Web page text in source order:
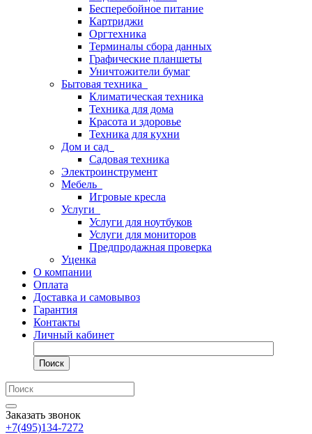
Бесперебойное питание
Картриджи
Оргтехника
Терминалы сбора данных
Графические планшеты
Уничтожители бумаг
Бытовая техника
Климатическая техника
Техника для дома
Красота и здоровье
Техника для кухни
Дом и сад
Садовая техника
Электроинструмент
Мебель
Игровые кресла
Услуги
Услуги для ноутбуков
Услуги для мониторов
Предпродажная проверка
Уценка
О компании
Оплата
Доставка и самовывоз
Гарантия
Контакты
Личный кабинет
Поиск
Заказать звонок
+7(495)134-7272